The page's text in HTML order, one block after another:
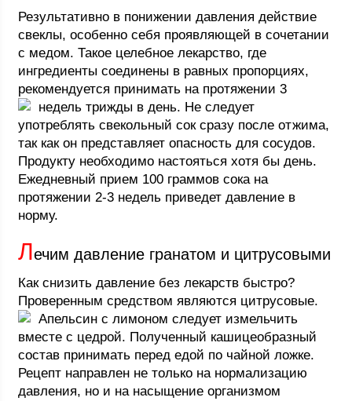
Результативно в понижении давления действие
свеклы, особенно себя проявляющей в сочетании
с медом. Такое целебное лекарство, где
ингредиенты соединены в равных пропорциях,
рекомендуется принимать на протяжении 3
недель трижды в день. Не следует
употреблять свекольный сок сразу после отжима,
так как он представляет опасность для сосудов.
Продукту необходимо настояться хотя бы день.
Ежедневный прием 100 граммов сока на
протяжении 2-3 недель приведет давление в
норму.
Лечим давление гранатом и цитрусовыми
Как снизить давление без лекарств быстро?
Проверенным средством являются цитрусовые.
Апельсин с лимоном следует измельчить
вместе с цедрой. Полученный кашицеобразный
состав принимать перед едой по чайной ложке.
Рецепт направлен не только на нормализацию
давления, но и на насыщение организмом